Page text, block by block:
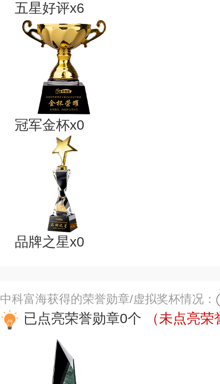
五星好评x6
冠军金杯x0
品牌之星x0
中科富海获得的荣誉勋章/虚拟奖杯情况：
已点亮荣誉勋章0个 （未点亮